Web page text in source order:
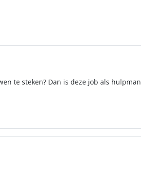
te steken? Dan is deze job als hulpman